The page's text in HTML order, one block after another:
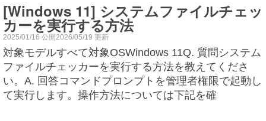
[Windows 11] システムファイルチェッ
カーを実行する方法
2025/01/16 公開2026/05/19 更新
対象モデルすべて対象OSWindows 11Q. 質問システム
ファイルチェッカーを実行する方法を教えてくださ
い。A. 回答コマンドプロンプトを管理者権限で起動し
て実行します。操作方法については下記を確